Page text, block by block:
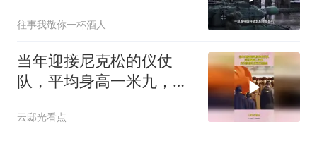
往事我敬你一杯酒人
当年迎接尼克松的仪仗
队，平均身高一米九，尼
云邸光看点